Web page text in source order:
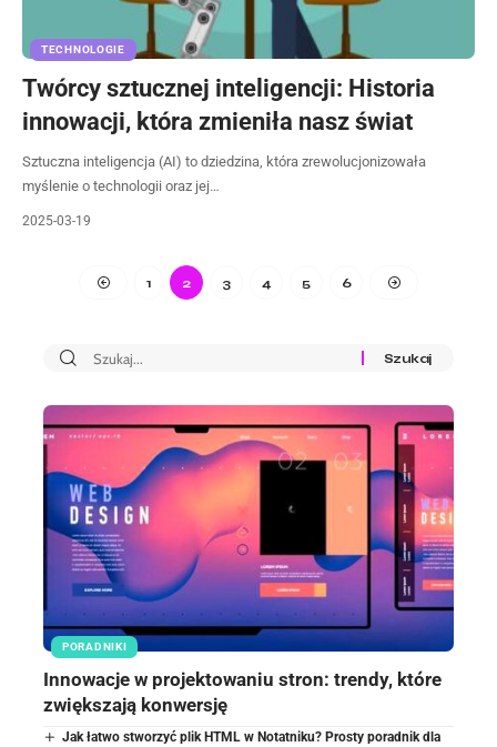
TECHNOLOGIE
Twórcy sztucznej inteligencji: Historia
innowacji, która zmieniła nasz świat
Sztuczna inteligencja (AI) to dziedzina, która zrewolucjonizowała
myślenie o technologii oraz jej…
2025-03-19
1 2 3 4 5 6
PORADNIKI
Innowacje w projektowaniu stron: trendy, które
zwiększają konwersję
Jak łatwo stworzyć plik HTML w Notatniku? Prosty poradnik dla